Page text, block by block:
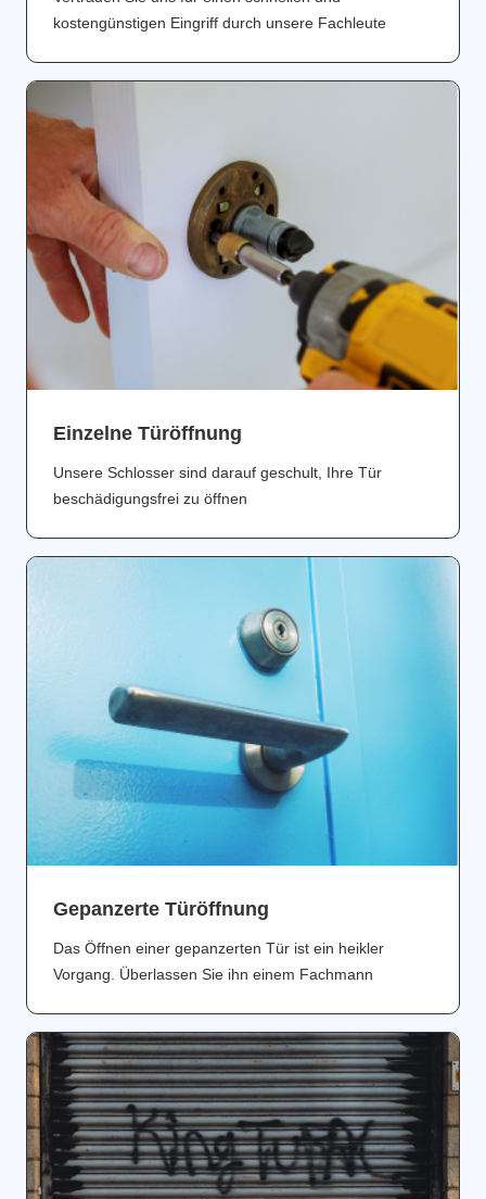
kostengünstigen Eingriff durch unsere Fachleute
Einzelne Türöffnung
Unsere Schlosser sind darauf geschult, Ihre Tür
beschädigungsfrei zu öffnen
Gepanzerte Türöffnung
Das Öffnen einer gepanzerten Tür ist ein heikler
Vorgang. Überlassen Sie ihn einem Fachmann